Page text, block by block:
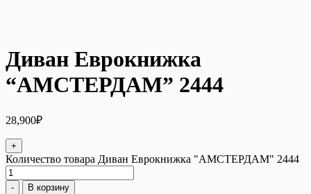
Диван Еврокнижка
“АМСТЕРДАМ” 2444
28,900₽
+
Количество товара Диван Еврокнижка "АМСТЕРДАМ" 2444
- В корзину